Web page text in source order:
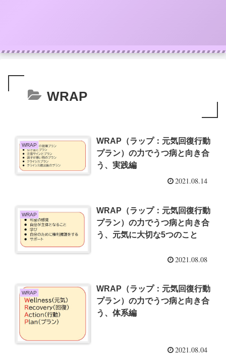
WRAP
WRAP
WRAP（ラップ：元気回復行動
プラン）の力でうつ病と向き合
う、実践編
2021.08.14
WRAP
WRAP（ラップ：元気回復行動
プラン）の力でうつ病と向き合
う、元気に大切な5つのこと
2021.08.08
WRAP
WRAP（ラップ：元気回復行動
プラン）の力でうつ病と向き合
う、体系編
2021.08.04